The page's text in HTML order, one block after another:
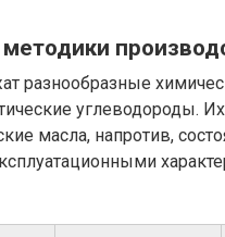
разнообразные
углеводороды.
масла, напротив,